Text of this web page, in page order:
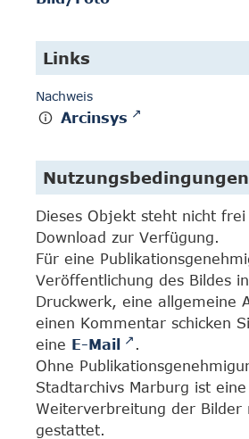
Links
Nachweis
Arcinsys
Nutzungsbedingungen
Dieses Objekt steht nicht frei
Download zur Verfügung.
Für eine
Veröffentlichung des Bildes
Druckwerk, eine allgemeine
einen Kommentar schicken
eine E-Mail
.
Ohne
Stadtarchivs Marburg ist eine
Weiterverbreitung der Bilder
gestattet.